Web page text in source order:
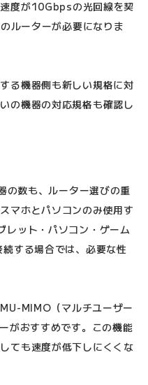
度が10Gbpsの光回線を契
ルーターが必要になりま
る機器側も新しい規格に対
の機器の対応規格も確認し
数も、ルーター選びの重
マホとパソコンのみ使用す
レット・パソコン・ゲーム
する場合では、必要な性
MIMO（マルチユーザー
がおすすめです。この機能
ても速度が低下しにくくな